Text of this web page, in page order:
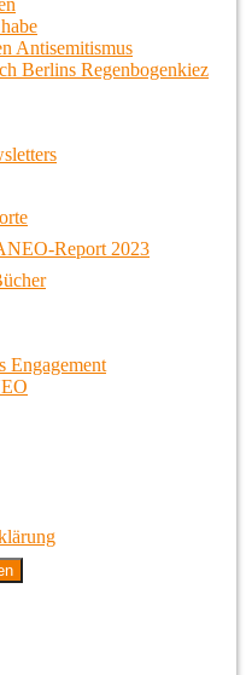
Antisemitismus
Berlins Regenbogenkiez
Report 2023
Engagement